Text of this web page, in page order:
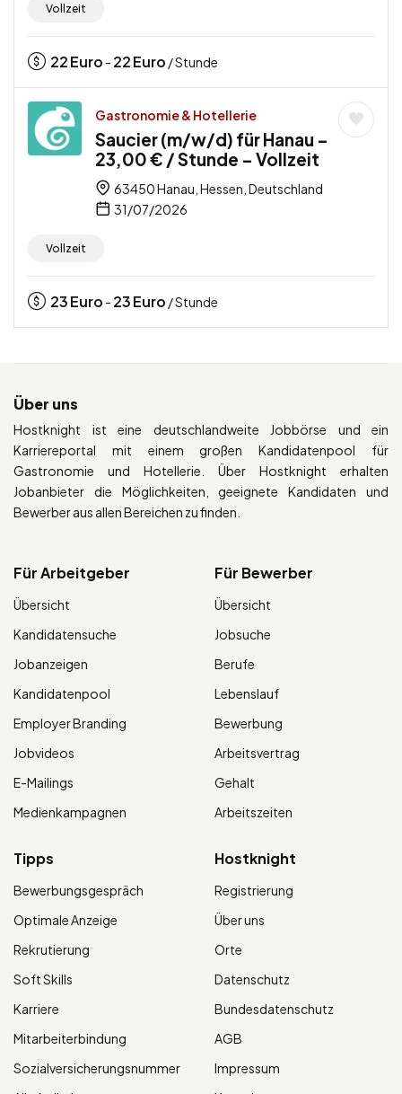
Vollzeit
22Euro - 22Euro / Stunde
Gastronomie & Hotellerie
Saucier (m/w/d) für Hanau –
23,00 € / Stunde – Vollzeit
63450 Hanau, Hessen, Deutschland
31/07/2026
Vollzeit
23Euro - 23Euro / Stunde
Über uns
Hostknight ist eine deutschlandweite Jobbörse und ein
Karriereportal mit einem großen Kandidatenpool für
Gastronomie und Hotellerie. Über Hostknight erhalten
Jobanbieter die Möglichkeiten, geeignete Kandidaten und
Bewerber aus allen Bereichen zu finden.
Für Arbeitgeber
Übersicht
Kandidatensuche
Jobanzeigen
Kandidatenpool
Employer Branding
Jobvideos
E-Mailings
Medienkampagnen
Für Bewerber
Übersicht
Jobsuche
Berufe
Lebenslauf
Bewerbung
Arbeitsvertrag
Gehalt
Arbeitszeiten
Tipps
Bewerbungsgespräch
Optimale Anzeige
Rekrutierung
Soft Skills
Karriere
Mitarbeiterbindung
Sozialversicherungsnummer
Hostknight
Registrierung
Über uns
Orte
Datenschutz
Bundesdatenschutz
AGB
Impressum